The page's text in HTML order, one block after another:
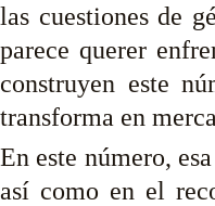
las cuestiones de
parece querer
construyen este
transforma en
En este número,
así como en el